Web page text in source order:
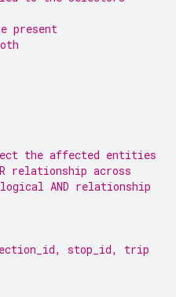
present
the affected entities
relationship across
AND relationship
stop_id, trip